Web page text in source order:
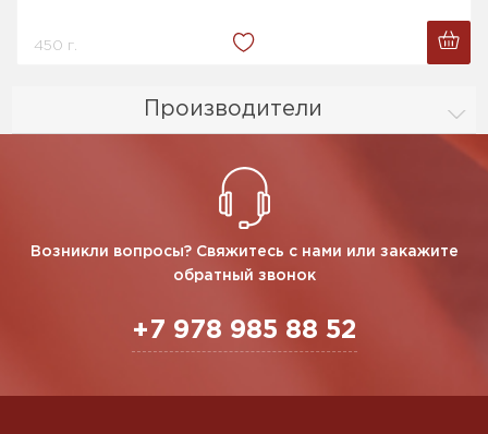
Производители
450 г.
Возникли вопросы? Свяжитесь с нами или закажите
обратный звонок
+7 978 985 88 52